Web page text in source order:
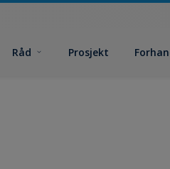
Råd Prosjekt